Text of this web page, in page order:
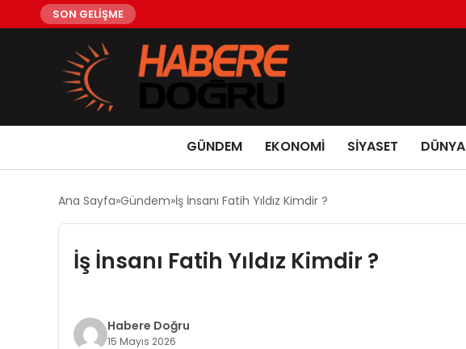
SON GELİŞME
GÜNDEM EKONOMİ SİYASET DÜNYA
Ana Sayfa Gündem İş İnsanı Fatih Yıldız Kimdir ?
İş İnsanı Fatih Yıldız Kimdir ?
Habere Doğru
15 Mayıs 2026